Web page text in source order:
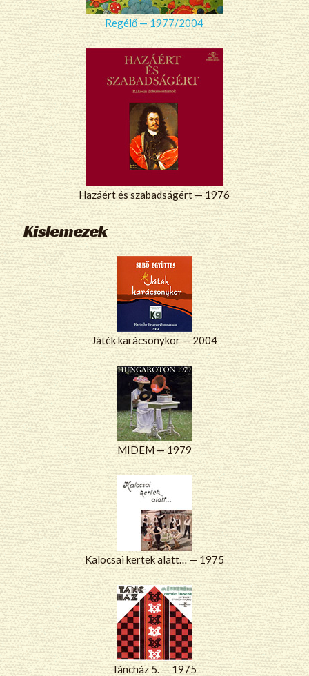
Regélő — 1977/2004
Hazáért és szabadságért — 1976
Kislemezek
Játék karácsonykor — 2004
MIDEM — 1979
Kalocsai kertek alatt… — 1975
Táncház 5. — 1975